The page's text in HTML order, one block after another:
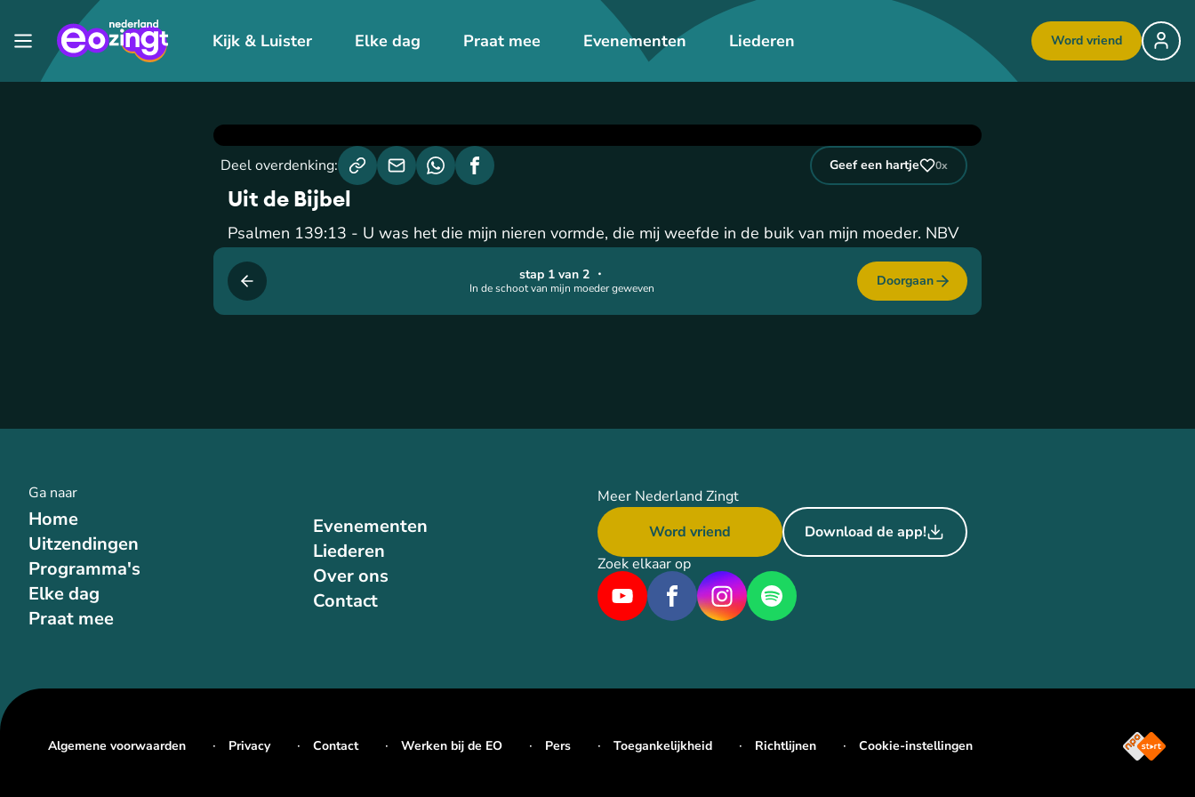
Kijk & Luister Elke dag Praat mee Evenementen Liederen Word vriend
In de schoot van mijn moeder geweven
stap 1 van 2・ Doorgaan
Deel overdenking: Geef een hartje 0x
Uit de Bijbel
Psalmen 139:13 - U was het die mijn nieren vormde, die mij weefde in de buik van mijn moeder. NBV
Ga naar
Home
Uitzendingen
Programma's
Elke dag
Praat mee
Evenementen
Liederen
Over ons
Contact
Meer Nederland Zingt
Word vriend
Download de app!
Zoek elkaar op
Algemene voorwaarden Privacy Contact Werken bij de EO Pers Toegankelijkheid Richtlijnen Cookie-instellingen